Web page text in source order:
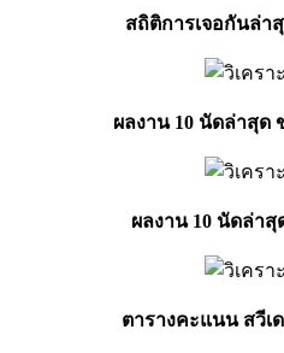
สถิติการเจอกันล่า
ผลงาน 10 นัดล่าสุด
ผลงาน 10 นัดล่า
ตารางคะแนน สวีเ